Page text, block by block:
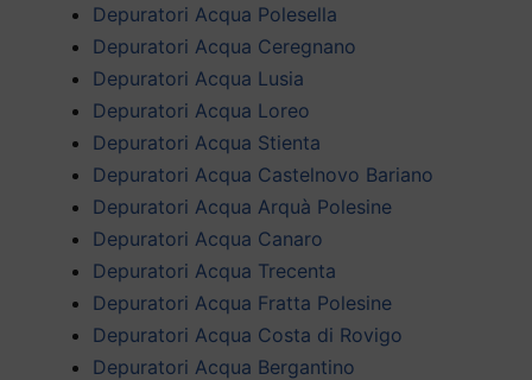
Depuratori Acqua Polesella
Depuratori Acqua Ceregnano
Depuratori Acqua Lusia
Depuratori Acqua Loreo
Depuratori Acqua Stienta
Depuratori Acqua Castelnovo Bariano
Depuratori Acqua Arquà Polesine
Depuratori Acqua Canaro
Depuratori Acqua Trecenta
Depuratori Acqua Fratta Polesine
Depuratori Acqua Costa di Rovigo
Depuratori Acqua Bergantino